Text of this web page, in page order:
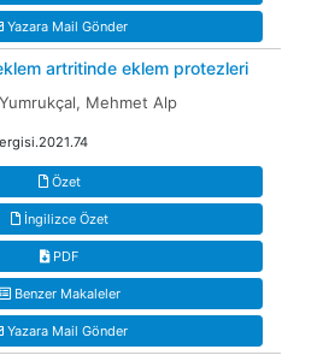
Yazara Mail Gönder
artritinde eklem protezleri
Mehmet Alp
Özet
İngilizce Özet
PDF
Benzer Makaleler
Yazara Mail Gönder